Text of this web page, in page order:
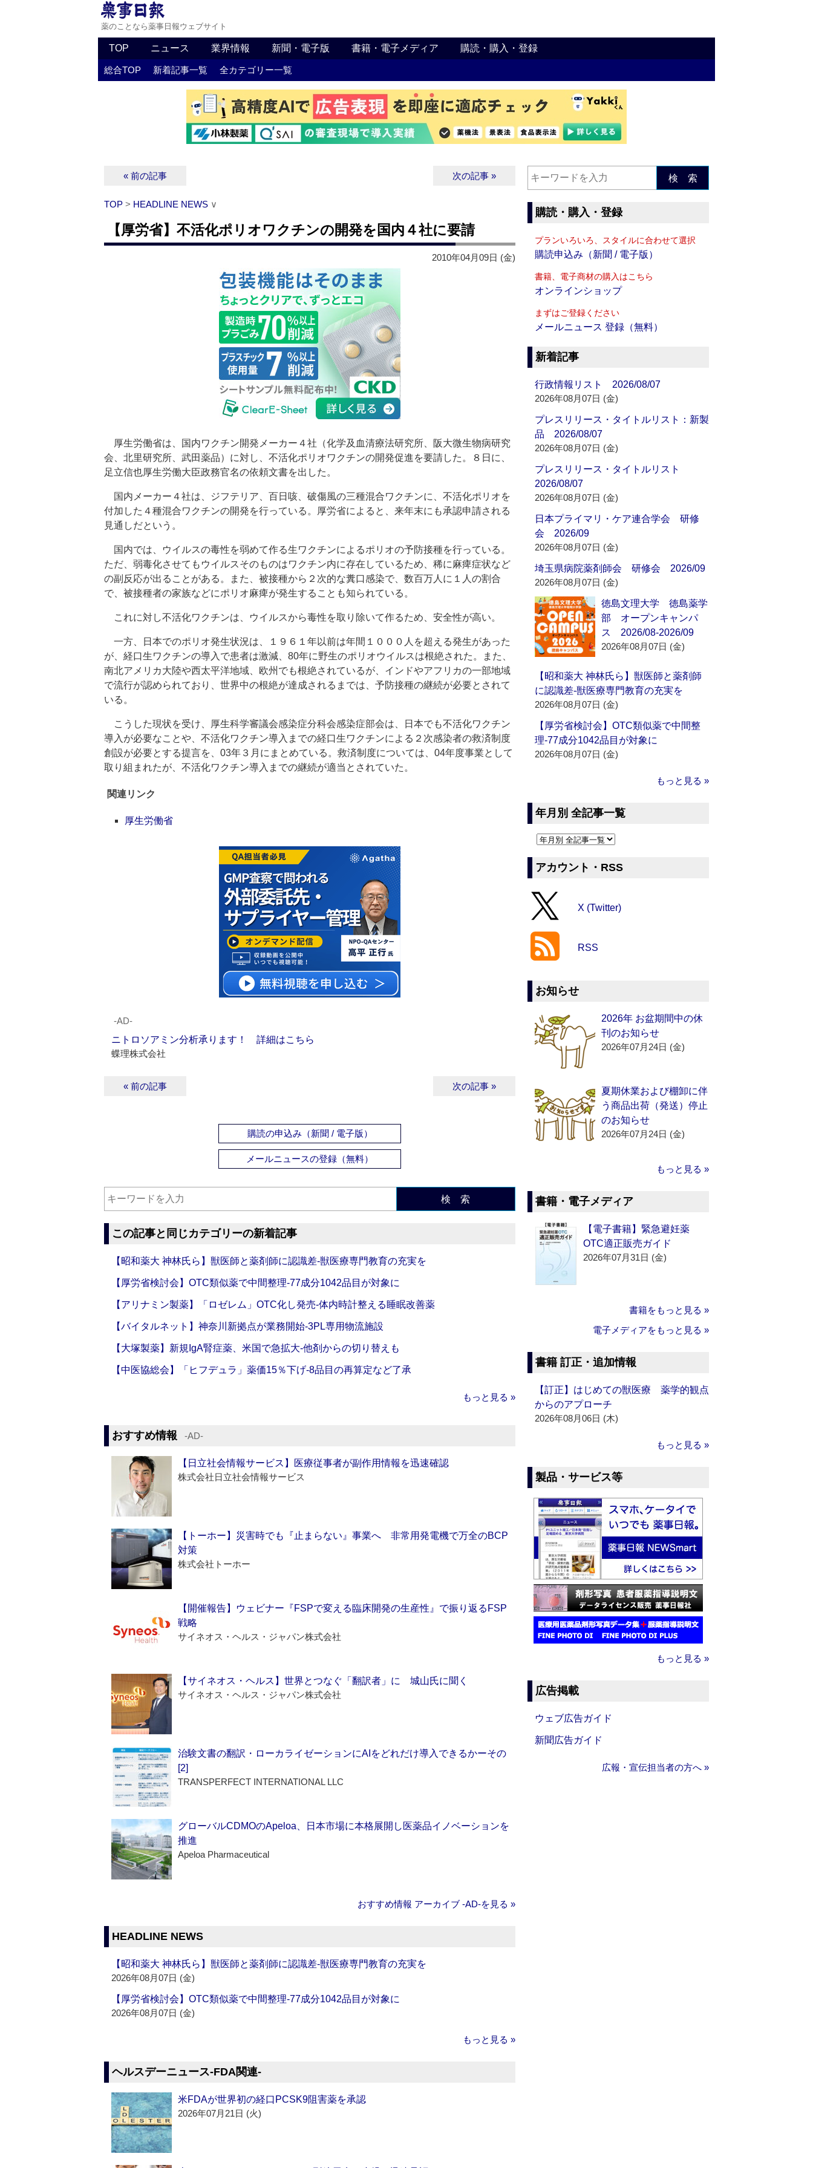
薬のことなら薬事日報ウェブサイト
TOP ニュース 業界情報 新聞・電子版 書籍・電子メディア 購読・購入・登録
総合TOP 新着記事一覧 全カテゴリー一覧
« 前の記事 次の記事 »
TOP > HEADLINE NEWS ∨
【厚労省】不活化ポリオワクチンの開発を国内４社に要請
2010年04月09日 (金)
厚生労働省は、国内ワクチン開発メーカー４社（化学及血清療法研究所、阪大微生物病研究
会、北里研究所、武田薬品）に対し、不活化ポリオワクチンの開発促進を要請した。８日に、
足立信也厚生労働大臣政務官名の依頼文書を出した。
国内メーカー４社は、ジフテリア、百日咳、破傷風の三種混合ワクチンに、不活化ポリオを
付加した４種混合ワクチンの開発を行っている。厚労省によると、来年末にも承認申請される
見通しだという。
国内では、ウイルスの毒性を弱めて作る生ワクチンによるポリオの予防接種を行っている。
ただ、弱毒化させてもウイルスそのものはワクチン内に存在しているため、稀に麻痺症状など
の副反応が出ることがある。また、被接種から２次的な糞口感染で、数百万人に１人の割合
で、被接種者の家族などにポリオ麻痺が発生することも知られている。
これに対し不活化ワクチンは、ウイルスから毒性を取り除いて作るため、安全性が高い。
一方、日本でのポリオ発生状況は、１９６１年以前は年間１０００人を超える発生があった
が、経口生ワクチンの導入で患者は激減、80年に野生のポリオウイルスは根絶された。また、
南北アメリカ大陸や西太平洋地域、欧州でも根絶されているが、インドやアフリカの一部地域
で流行が認められており、世界中の根絶が達成されるまでは、予防接種の継続が必要とされて
いる。
こうした現状を受け、厚生科学審議会感染症分科会感染症部会は、日本でも不活化ワクチン
導入が必要なことや、不活化ワクチン導入までの経口生ワクチンによる２次感染者の救済制度
創設が必要とする提言を、03年３月にまとめている。救済制度については、04年度事業として
取り組まれたが、不活化ワクチン導入までの継続が適当とされていた。
関連リンク
厚生労働省
‐AD‐
ニトロソアミン分析承ります！ 詳細はこちら
蝶理株式会社
« 前の記事 次の記事 »
購読の申込み（新聞 / 電子版）
メールニュースの登録（無料）
検 索
この記事と同じカテゴリーの新着記事
【昭和薬大 神林氏ら】獣医師と薬剤師に認識差‐獣医療専門教育の充実を
【厚労省検討会】OTC類似薬で中間整理‐77成分1042品目が対象に
【アリナミン製薬】「ロゼレム」OTC化し発売‐体内時計整える睡眠改善薬
【バイタルネット】神奈川新拠点が業務開始‐3PL専用物流施設
【大塚製薬】新規IgA腎症薬、米国で急拡大‐他剤からの切り替えも
【中医協総会】「ヒフデュラ」薬価15％下げ‐8品目の再算定など了承
もっと見る »
おすすめ情報 ‐AD‐
【日立社会情報サービス】医療従事者が副作用情報を迅速確認
株式会社日立社会情報サービス
【トーホー】災害時でも『止まらない』事業へ 非常用発電機で万全のBCP
対策
株式会社トーホー
【開催報告】ウェビナー『FSPで変える臨床開発の生産性』で振り返るFSP
戦略
サイネオス・ヘルス・ジャパン株式会社
【サイネオス・ヘルス】世界とつなぐ「翻訳者」に 城山氏に聞く
サイネオス・ヘルス・ジャパン株式会社
治験文書の翻訳・ローカライゼーションにAIをどれだけ導入できるかーその
[2]
TRANSPERFECT INTERNATIONAL LLC
グローバルCDMOのApeloa、日本市場に本格展開し医薬品イノベーションを
推進
Apeloa Pharmaceutical
おすすめ情報 アーカイブ ‐AD‐を見る »
HEADLINE NEWS
【昭和薬大 神林氏ら】獣医師と薬剤師に認識差‐獣医療専門教育の充実を
2026年08月07日 (金)
【厚労省検討会】OTC類似薬で中間整理‐77成分1042品目が対象に
2026年08月07日 (金)
もっと見る »
ヘルスデーニュース‐FDA関連‐
米FDAが世界初の経口PCSK9阻害薬を承認
2026年07月21日 (火)
検 索
購読・購入・登録
プランいろいろ、スタイルに合わせて選択
購読申込み（新聞 / 電子版）
書籍、電子商材の購入はこちら
オンラインショップ
まずはご登録ください
メールニュース 登録（無料）
新着記事
行政情報リスト 2026/08/07
2026年08月07日 (金)
プレスリリース・タイトルリスト：新製
品 2026/08/07
2026年08月07日 (金)
プレスリリース・タイトルリスト
2026/08/07
2026年08月07日 (金)
日本プライマリ・ケア連合学会 研修
会 2026/09
2026年08月07日 (金)
埼玉県病院薬剤師会 研修会 2026/09
2026年08月07日 (金)
徳島文理大学 徳島薬学
部 オープンキャンパ
ス 2026/08-2026/09
2026年08月07日 (金)
【昭和薬大 神林氏ら】獣医師と薬剤師
に認識差‐獣医療専門教育の充実を
2026年08月07日 (金)
【厚労省検討会】OTC類似薬で中間整
理‐77成分1042品目が対象に
2026年08月07日 (金)
もっと見る »
年月別 全記事一覧
アカウント・RSS
X (Twitter)
RSS
お知らせ
2026年 お盆期間中の休
刊のお知らせ
2026年07月24日 (金)
夏期休業および棚卸に伴
う商品出荷（発送）停止
のお知らせ
2026年07月24日 (金)
もっと見る »
書籍・電子メディア
【電子書籍】緊急避妊薬
OTC適正販売ガイド
2026年07月31日 (金)
書籍をもっと見る »
電子メディアをもっと見る »
書籍 訂正・追加情報
【訂正】はじめての獣医療 薬学的観点
からのアプローチ
2026年08月06日 (木)
もっと見る »
製品・サービス等
もっと見る »
広告掲載
ウェブ広告ガイド
新聞広告ガイド
広報・宣伝担当者の方へ »